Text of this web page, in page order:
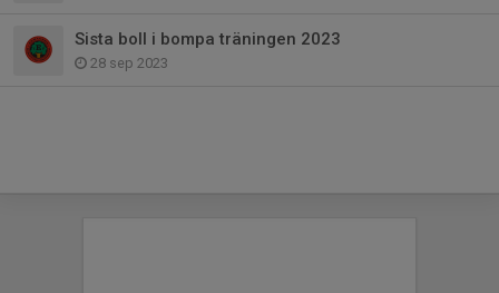
Sista boll i bompa träningen 2023
28 sep 2023